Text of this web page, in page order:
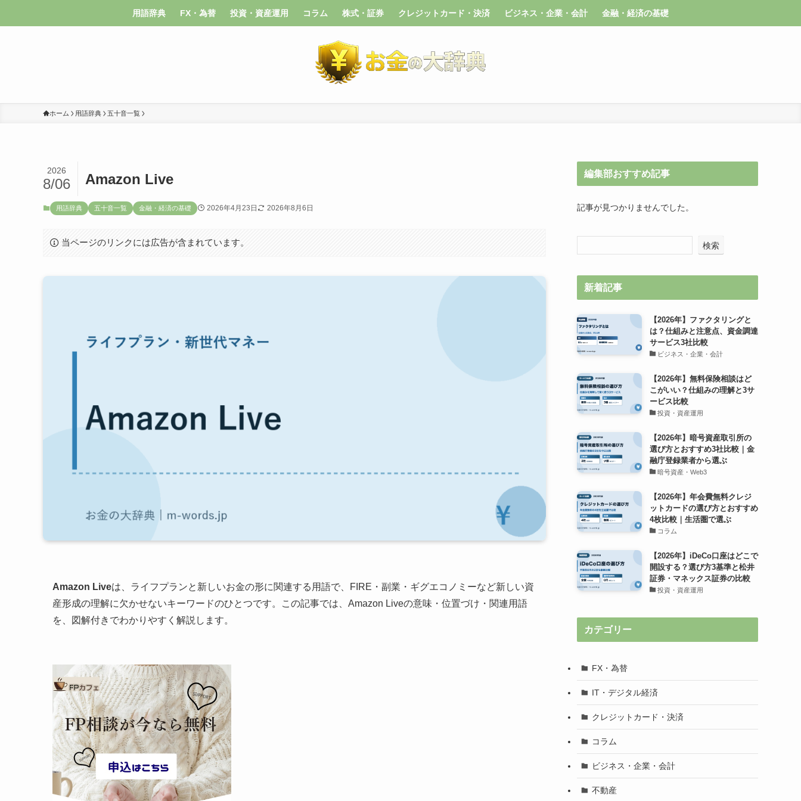
用語辞典 FX・為替 投資・資産運用 コラム 株式・証券 クレジットカード・決済 ビジネス・企業・会計 金融・経済の基礎
ホーム 用語辞典 五十音一覧
Amazon Live
2026
8/06
用語辞典 五十音一覧 金融・経済の基礎 2026年4月23日 2026年8月6日
当ページのリンクには広告が含まれています。
Amazon Liveは、ライフプランと新しいお金の形に関連する用語で、FIRE・副業・ギグエコノミーなど新しい資
産形成の理解に欠かせないキーワードのひとつです。この記事では、Amazon Liveの意味・位置づけ・関連用語
を、図解付きでわかりやすく解説します。
編集部おすすめ記事
記事が見つかりませんでした。
検索
新着記事
【2026年】ファクタリングと
は？仕組みと注意点、資金調達
サービス3社比較
ビジネス・企業・会計
【2026年】無料保険相談はど
こがいい？仕組みの理解と3サ
ービス比較
投資・資産運用
【2026年】暗号資産取引所の
選び方とおすすめ3社比較｜金
融庁登録業者から選ぶ
暗号資産・Web3
【2026年】年会費無料クレジ
ットカードの選び方とおすすめ
4枚比較｜生活圏で選ぶ
コラム
【2026年】iDeCo口座はどこで
開設する？選び方3基準と松井
証券・マネックス証券の比較
投資・資産運用
カテゴリー
FX・為替
IT・デジタル経済
クレジットカード・決済
コラム
ビジネス・企業・会計
不動産